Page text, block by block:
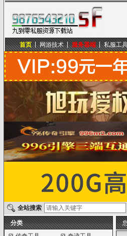
九到零私服资源下载站
首页 网游技术 服务器端 私服工
全站搜索
分类